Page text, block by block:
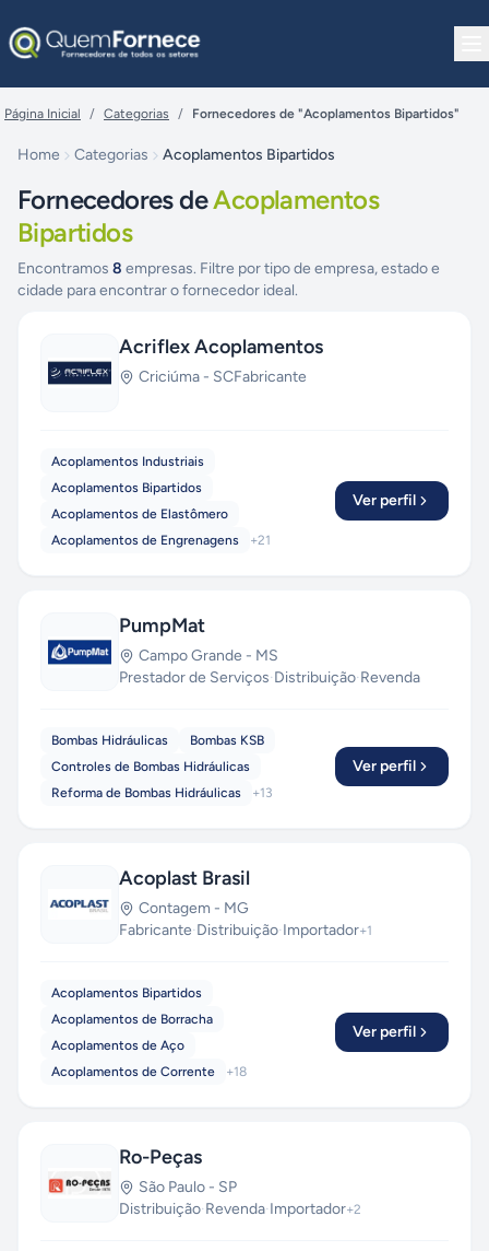
Página Inicial / Categorias / Fornecedores de "Acoplamentos Bipartidos"
Home Categorias Acoplamentos Bipartidos
Fornecedores deAcoplamentos
Bipartidos
Encontramos 8 empresas. Filtre por tipo de empresa, estado e
cidade para encontrar o fornecedor ideal.
Acriflex Acoplamentos
Criciúma - SCFabricante
Acoplamentos Industriais
Acoplamentos Bipartidos
Acoplamentos de Elastômero
Acoplamentos de Engrenagens
+21
Ver perfil
PumpMat
Campo Grande - MS
Prestador de Serviços·Distribuição·Revenda
Bombas Hidráulicas
Bombas KSB
Controles de Bombas Hidráulicas
Reforma de Bombas Hidráulicas
+13
Ver perfil
Acoplast Brasil
Contagem - MG
Fabricante·Distribuição·Importador+1
Acoplamentos Bipartidos
Acoplamentos de Borracha
Acoplamentos de Aço
Acoplamentos de Corrente
+18
Ver perfil
Ro-Peças
São Paulo - SP
Distribuição·Revenda·Importador+2